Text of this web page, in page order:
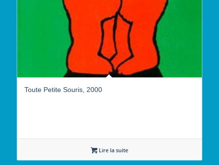
Toute Petite Souris, 2000
Lire la suite